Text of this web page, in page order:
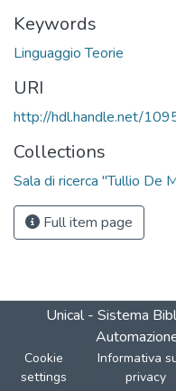
Keywords
Linguaggio Teorie
URI
http://hdl.handle.net/
Collections
Sala di ricerca "Tullio De
Full item page
Unical - Sistema
Cookie
settings
Informativa
privacy